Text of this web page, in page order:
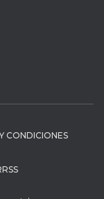
CONDICIONES